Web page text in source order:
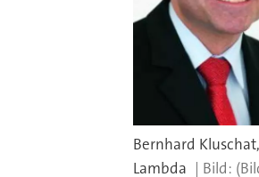
Bernhard
Lambda